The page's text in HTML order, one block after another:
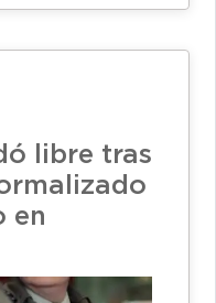
libre tras
en